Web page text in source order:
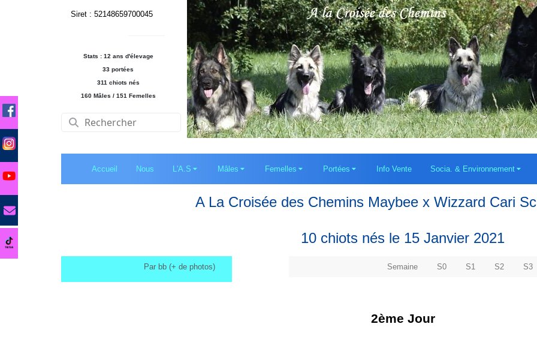
Siret : 52148659700045
Stats : 12 ans d'élevage
33 portées
311 chiots nés
160 Mâles / 151 Femelles
Accueil Nous L'A.S Mâles Femelles Portées Info Vente Socia. & Environnement
A La Croisée des Chemins Maybee x Wizzard Cari
10 chiots nés le 15 Janvier 2021
Par bb (+ de photos) Semaine S0 S1 S2 S3
2ème Jour